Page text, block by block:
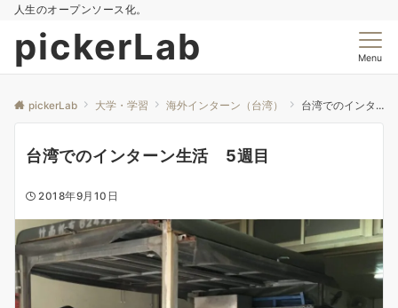
人生のオープンソース化。
pickerLab Menu
pickerLab 大学・学習 海外インターン（台湾） 台湾でのインターン生活 5週目
台湾でのインターン生活 5週目
2018年9月10日